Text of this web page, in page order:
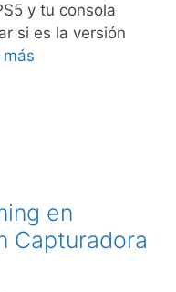
y tu consola
si es la versión
más
en
Capturadora